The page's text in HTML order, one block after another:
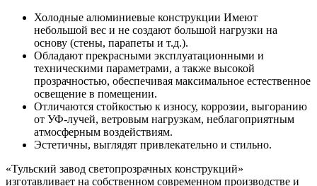
Холодные алюминиевые конструкции Имеют
небольшой вес и не создают большой нагрузки на
основу (стены, парапеты и т.д.).
Обладают прекрасными эксплуатационными и
техническими параметрами, а также высокой
прозрачностью, обеспечивая максимальное естественное
освещение в помещении.
Отличаются стойкостью к износу, коррозии, выгоранию
от УФ-лучей, ветровым нагрузкам, неблагоприятным
атмосферным воздействиям.
Эстетичны, выглядят привлекательно и стильно.
«Тульский завод светопрозрачных конструкций»
изготавливает на собственном современном производстве и